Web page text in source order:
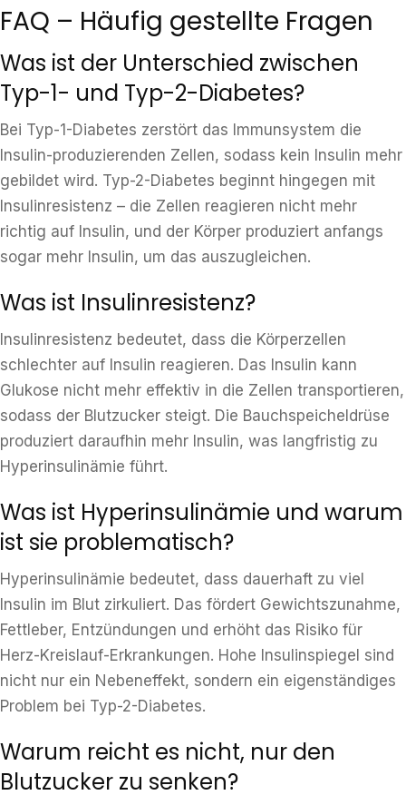
FAQ – Häufig gestellte Fragen
Was ist der Unterschied zwischen
Typ-1- und Typ-2-Diabetes?
Bei Typ-1-Diabetes zerstört das Immunsystem die
Insulin-produzierenden Zellen, sodass kein Insulin mehr
gebildet wird. Typ-2-Diabetes beginnt hingegen mit
Insulinresistenz – die Zellen reagieren nicht mehr
richtig auf Insulin, und der Körper produziert anfangs
sogar mehr Insulin, um das auszugleichen.
Was ist Insulinresistenz?
Insulinresistenz bedeutet, dass die Körperzellen
schlechter auf Insulin reagieren. Das Insulin kann
Glukose nicht mehr effektiv in die Zellen transportieren,
sodass der Blutzucker steigt. Die Bauchspeicheldrüse
produziert daraufhin mehr Insulin, was langfristig zu
Hyperinsulinämie führt.
Was ist Hyperinsulinämie und warum
ist sie problematisch?
Hyperinsulinämie bedeutet, dass dauerhaft zu viel
Insulin im Blut zirkuliert. Das fördert Gewichtszunahme,
Fettleber, Entzündungen und erhöht das Risiko für
Herz-Kreislauf-Erkrankungen. Hohe Insulinspiegel sind
nicht nur ein Nebeneffekt, sondern ein eigenständiges
Problem bei Typ-2-Diabetes.
Warum reicht es nicht, nur den
Blutzucker zu senken?